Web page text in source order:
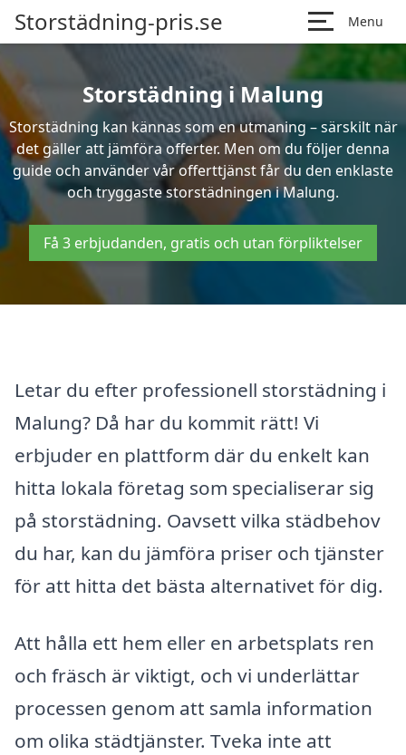
Storstädning-pris.se Menu
Storstädning i Malung
Storstädning kan kännas som en utmaning – särskilt när
det gäller att jämföra offerter. Men om du följer denna
guide och använder vår offerttjänst får du den enklaste
och tryggaste storstädningen i Malung.
Få 3 erbjudanden, gratis och utan förpliktelser
Letar du efter professionell storstädning i
Malung? Då har du kommit rätt! Vi
erbjuder en plattform där du enkelt kan
hitta lokala företag som specialiserar sig
på storstädning. Oavsett vilka städbehov
du har, kan du jämföra priser och tjänster
för att hitta det bästa alternativet för dig.
Att hålla ett hem eller en arbetsplats ren
och fräsch är viktigt, och vi underlättar
processen genom att samla information
om olika städtjänster. Tveka inte att